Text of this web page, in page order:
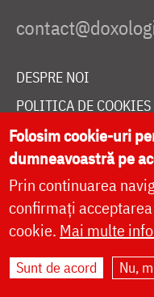
DESPRE NOI
POLITICA DE COOKIES
DONEAZĂ ONLINE
LIVE
Site dezvoltat
Folosim cookie-uri
dumneavoastră pe
Prin continuarea
confirmați
cookie. Mai multe
Sunt de acord Nu,